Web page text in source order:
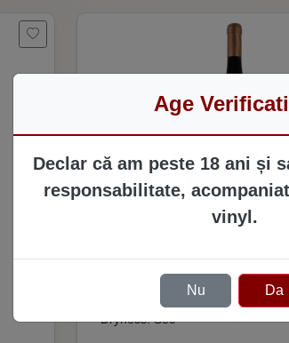
Age
Declar că am peste 18 ani și
responsabilitate,
vinyl.
Nu Da
DFR Domeniile Franco-
BIO
Dryness: Sec